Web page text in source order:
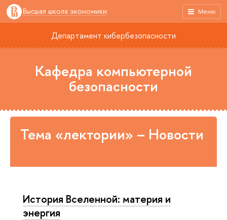
Меню
Высшая школа экономики
Департамент кибербезопасности
Кафедра компьютерной
безопасности
Тема «лектории» – Новости
История Вселенной: материя и
энергия